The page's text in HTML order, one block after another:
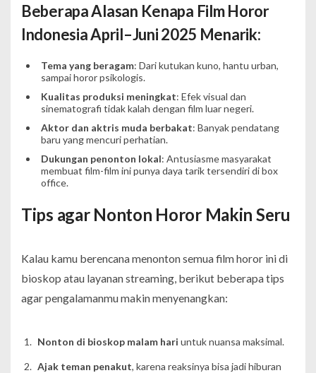
Beberapa Alasan Kenapa Film Horor
Indonesia April–Juni 2025 Menarik:
Tema yang beragam: Dari kutukan kuno, hantu urban,
sampai horor psikologis.
Kualitas produksi meningkat: Efek visual dan
sinematografi tidak kalah dengan film luar negeri.
Aktor dan aktris muda berbakat: Banyak pendatang
baru yang mencuri perhatian.
Dukungan penonton lokal: Antusiasme masyarakat
membuat film-film ini punya daya tarik tersendiri di box
office.
Tips agar Nonton Horor Makin Seru
Kalau kamu berencana menonton semua film horor ini di
bioskop atau layanan streaming, berikut beberapa tips
agar pengalamanmu makin menyenangkan:
Nonton di bioskop malam hari untuk nuansa maksimal.
Ajak teman penakut, karena reaksinya bisa jadi hiburan